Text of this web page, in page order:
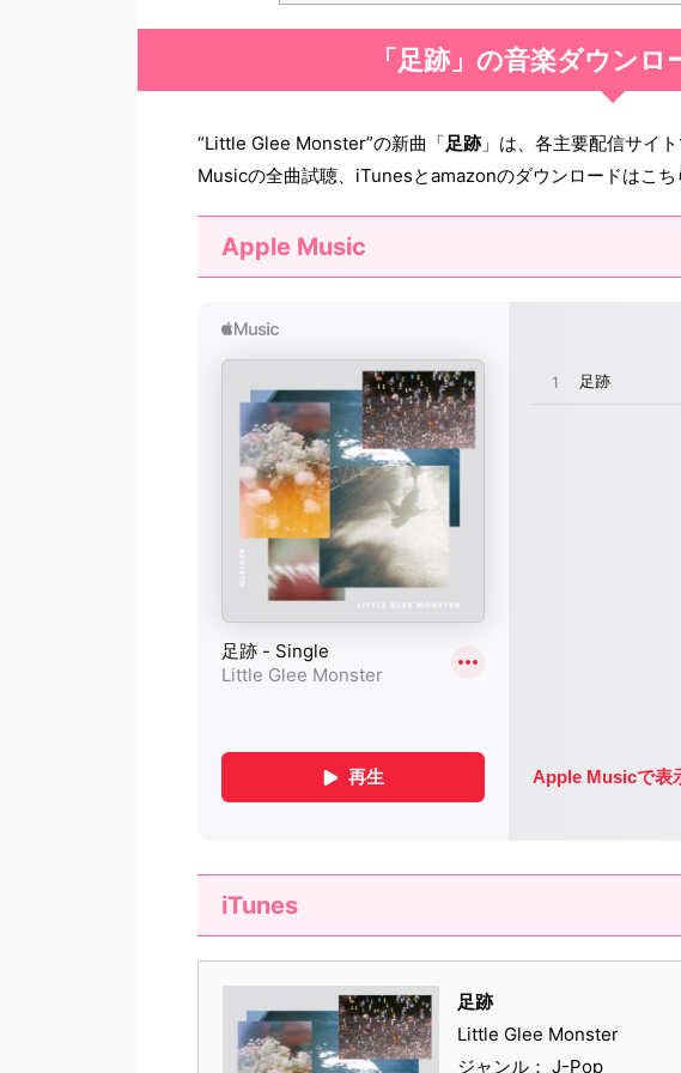
「足跡」の音楽ダウンロ
“Little Glee Monster”の新曲「足跡 」は、各主要配信サイ
Musicの全曲試聴、iTunesとamazonのダウンロードはこち
Apple Music
iTunes
足跡
Little Glee Monster
ジャンル： J-Pop